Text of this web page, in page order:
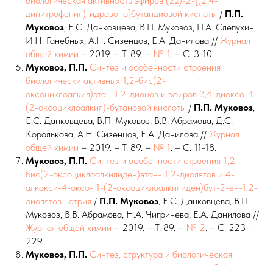
динитрофенил)гидразоно]бутандиовой кислоты / П.П.
Муковоз, Е.С. Данковцева, В.П. Муковоз, П.А. Слепухин,
И.Н. Ганебных, А.Н. Сизенцов, Е.А. Данилова // Журнал
общей химии – 2019. – Т. 89. – № 1. – С. 3-10.
Муковоз, П.П. Синтез и особенности строения
биологически активных 1,2-бис(2-
оксоциклоалкил)этан-1,2-дионов и эфиров 3,4-диоксо-4-
(2-оксоциклоалкил)-бутановой кислоты / П.П. Муковоз,
Е.С. Данковцева, В.П. Муковоз, В.В. Абрамова, Д.С.
Королькова, А.Н. Сизенцов, Е.А. Данилова // Журнал
общей химии – 2019. – Т. 89. – № 1. – С. 11-18.
Муковоз, П.П. Синтез и особенности строения 1,2-
бис(2-оксоциклоалкилиден)этан- 1,2-диолятов и 4-
алкокси-4-оксо- 1-(2-оксоциклоалкилиден)бут-2-ен-1,2-
диолятов натрия / П.П. Муковоз, Е.С. Данковцева, В.П.
Муковоз, В.В. Абрамова, Н.А. Чигринева, Е.А. Данилова //
Журнал общей химии – 2019. – Т. 89. – № 2. – С. 223-
229.
Муковоз, П.П. Cинтез, структура и биологическая